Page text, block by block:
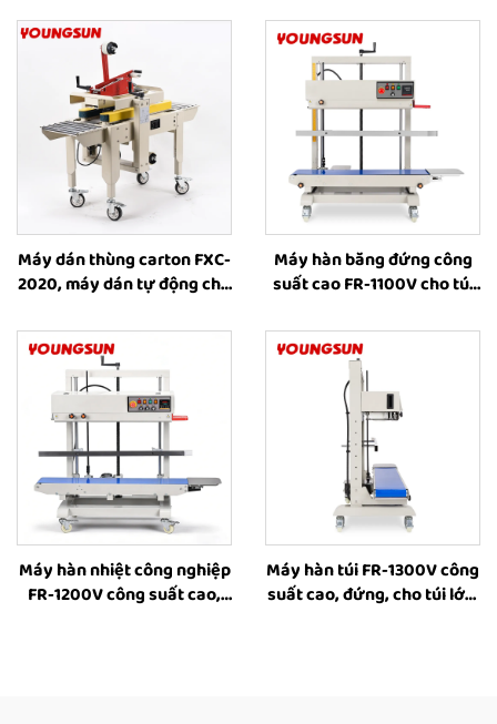
Máy dán thùng carton FXC-
2020, máy dán tự động cho
băng keo cho hộp, máy
đóng gói hộp do nhà sản
xuất cung cấp
Máy hàn băng đứng công
suất cao FR-1100V cho túi
có chức năng đóng dấu in,
máy hàn nhiệt cho bao bì
thực phẩm
Máy hàn nhiệt công nghiệp
FR-1200V công suất cao,
Máy hàn túi FR-1300V công
suất cao, đứng, cho túi lớn,